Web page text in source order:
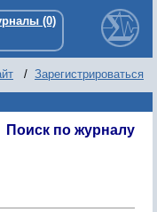
/ Зарегистрироваться
Поиск по журналу